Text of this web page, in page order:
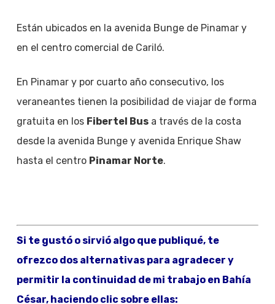
Están ubicados en la avenida Bunge de Pinamar y
en el centro comercial de Cariló.
En Pinamar y por cuarto año consecutivo, los
veraneantes tienen la posibilidad de viajar de forma
gratuita en los Fibertel Busa través de la costa
desde la avenida Bunge y avenida Enrique Shaw
hasta el centro Pinamar Norte.
Si te gustó o sirvió algo que publiqué, te
ofrezco dos alternativas para agradecer y
permitir la continuidad de mi trabajo en Bahía
César, haciendo clic sobre ellas: